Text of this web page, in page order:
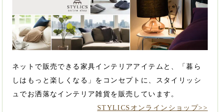
ネットで販売できる家具インテリアアイテムと、「暮ら
しはもっと楽しくなる」をコンセプトに、スタイリッシ
ュでお洒落なインテリア雑貨を販売しています。
STYLICSオンラインショップ>>